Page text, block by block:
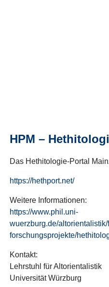
HPM –
Das Hethitologie-Portal
https://hethport.net/
Weitere Informationen:
https://www.phil.uni-
wuerzburg.de/
forschungsprojekte/
Kontakt:
Lehrstuhl für Altorientalistik
Universität Würzburg